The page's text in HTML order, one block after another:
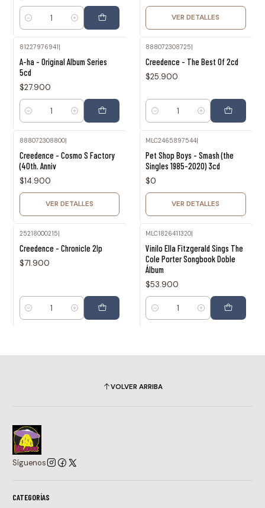
Cantidad
VER DETALLES
81227976941
A-ha - Original Album Series
5cd
$27.900
Cantidad
888072308725
Creedence - The Best Of 2cd
$25.900
Cantidad
888072308800|
Creedence - Cosmo S Factory
(40th. Anniv
$14.900
VER DETALLES
MLC2465897544|
Pet Shop Boys - Smash (the
Singles 1985-2020) 3cd
$0
VER DETALLES
25218000215
Creedence - Chronicle 2lp
$71.900
Cantidad
MLC1826411320
Vinilo Ella Fitzgerald Sings The
Cole Porter Songbook Doble
Álbum
$53.900
Cantidad
VOLVER ARRIBA
Síguenos
CATEGORÍAS